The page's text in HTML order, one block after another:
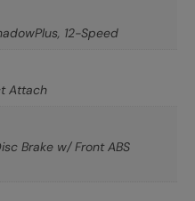
12-Speed
Attach
Brake w/ Front ABS